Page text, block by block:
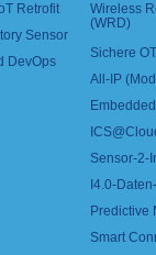
Retrofit
Sensor
DevOps
Wireless
(WRD)
Sichere
All-IP
Sensor-2-
I4.0-
Predictive
Smart